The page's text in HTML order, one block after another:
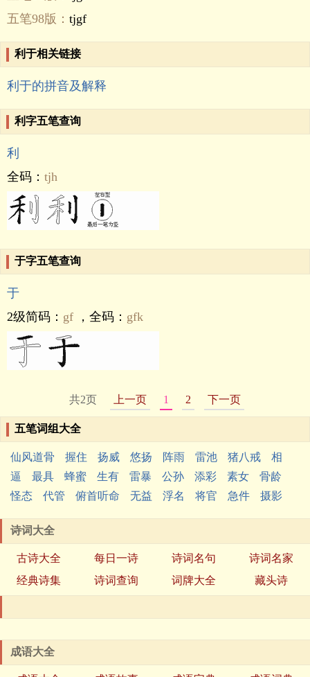
五笔98版： tjgf
利于相关链接
利于的拼音及解释
利字五笔查询
利
全码： tjh
于字五笔查询
于
2级简码： gf ，全码： gfk
共2页 上一页 1 2 下一页
五笔词组大全
仙风道骨 握住 扬威 悠扬 阵雨 雷池 猪八戒
相
逼
最具 蜂蜜 生有 雷暴 公孙 添彩 素女
骨龄
怪态
代管 俯首听命 无益 浮名 将官 急件 摄影
诗词大全
古诗大全 每日一诗 诗词名句
诗词名家
经典诗集
诗词查询 词牌大全 藏头诗
成语大全